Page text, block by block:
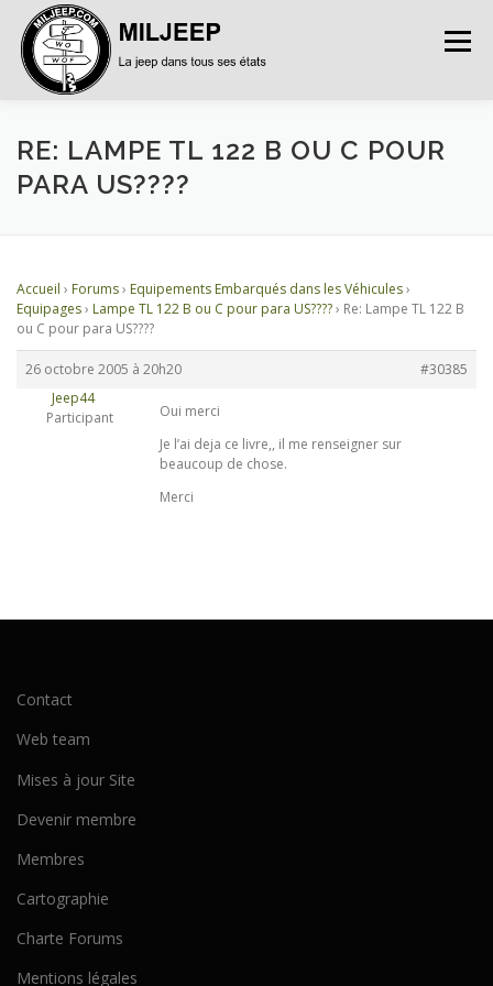
Menu
ACCUEIL ARTICLES PETITES ANNONCES
DOCUMENTATIONS FORUMS S’INSCRIRE
RE: LAMPE TL 122 B OU C POUR
PARA US????
Accueil › Forums› Equipements Embarqués dans les Véhicules›
Equipages› Lampe TL 122 B ou C pour para US????› Re: Lampe TL 122 B
ou C pour para US????
26 octobre 2005 à 20h20
#30385
Jeep44
Participant
Oui merci
Je l’ai deja ce livre,, il me renseigner sur
beaucoup de chose.
Merci
Contact
Web team
Mises à jour Site
Devenir membre
Membres
Cartographie
Charte Forums
Mentions légales